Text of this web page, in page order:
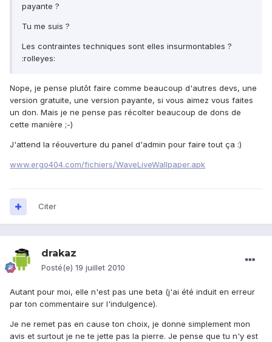
payante ?
Tu me suis ?
Les contraintes techniques sont elles insurmontables ?
:rolleyes:
Nope, je pense plutôt faire comme beaucoup d'autres devs, une
version gratuite, une version payante, si vous aimez vous faites
un don. Mais je ne pense pas récolter beaucoup de dons de
cette manière ;-)
J'attend la réouverture du panel d'admin pour faire tout ça :)
www.ergo404.com/fichiers/WaveLiveWallpaper.apk
Citer
drakaz
Posté(e) 19 juillet 2010
Autant pour moi, elle n'est pas une beta (j'ai été induit en erreur
par ton commentaire sur l'indulgence).
Je ne remet pas en cause ton choix, je donne simplement mon
avis et surtout je ne te jette pas la pierre. Je pense que tu n'y est